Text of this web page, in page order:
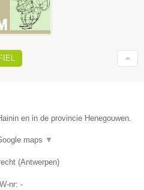
en in de provincie Henegouwen.
maps ▼
(Antwerpen)
nr: -